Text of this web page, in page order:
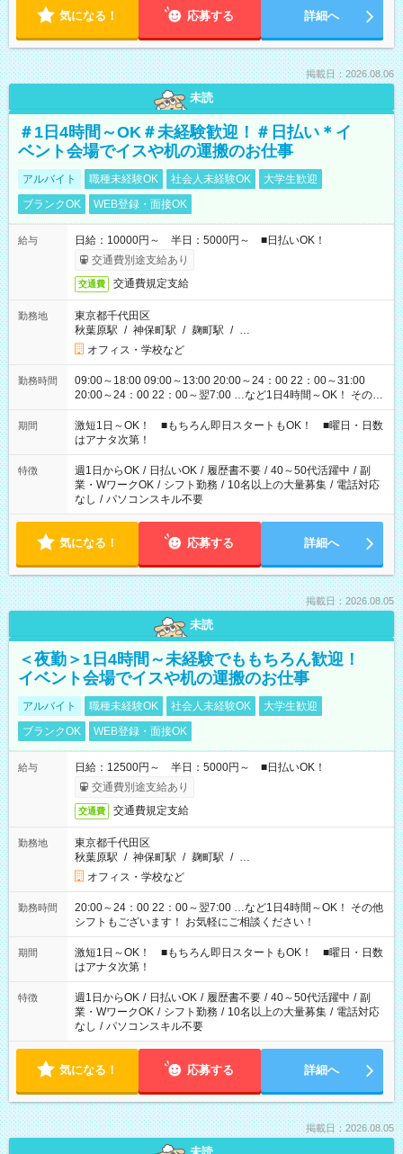
気になる！ 応募する 詳細へ
掲載日：2026.08.06
未読
＃1日4時間～OK＃未経験歓迎！＃日払い＊イ
ベント会場でイスや机の運搬のお仕事
アルバイト 職種未経験OK 社会人未経験OK
大学生歓迎
ブランクOK
WEB登録・面接OK
給与
日給：10000円～ 半日：5000円～ ■日払いOK！
交通費別途支給あり
交通費 交通費規定支給
勤務地
東京都千代田区
秋葉原駅 / 神保町駅 / 麹町駅 / …
オフィス・学校など
勤務時間
09:00～18:00 09:00～13:00 20:00～24：00 22：00～31:00
20:00～24：00 22：00～翌7:00 …など1日4時間～OK！ その他
シフトもございます！ お気軽にご相談ください！
期間
激短1日～OK！ ■もちろん即日スタートもOK！ ■曜日・日数
はアナタ次第！
特徴 週1日からOK / 日払いOK / 履歴書不要 / 40～50代活躍中 / 副
業・WワークOK / シフト勤務 / 10名以上の大量募集 / 電話対応
なし / パソコンスキル不要
気になる！ 応募する 詳細へ
掲載日：2026.08.05
未読
＜夜勤＞1日4時間～未経験でももちろん歓迎！
イベント会場でイスや机の運搬のお仕事
アルバイト 職種未経験OK 社会人未経験OK
大学生歓迎
ブランクOK
WEB登録・面接OK
給与
日給：12500円～ 半日：5000円～ ■日払いOK！
交通費別途支給あり
交通費 交通費規定支給
勤務地
東京都千代田区
秋葉原駅 / 神保町駅 / 麹町駅 / …
オフィス・学校など
勤務時間
20:00～24：00 22：00～翌7:00 …など1日4時間～OK！ その他
シフトもございます！ お気軽にご相談ください！
期間
激短1日～OK！ ■もちろん即日スタートもOK！ ■曜日・日数
はアナタ次第！
特徴 週1日からOK / 日払いOK / 履歴書不要 / 40～50代活躍中 / 副
業・WワークOK / シフト勤務 / 10名以上の大量募集 / 電話対応
なし / パソコンスキル不要
気になる！ 応募する 詳細へ
掲載日：2026.08.05